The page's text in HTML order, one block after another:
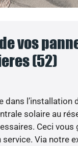
vos
(52)
l’installation
solaire au
Ceci
service. Via notre